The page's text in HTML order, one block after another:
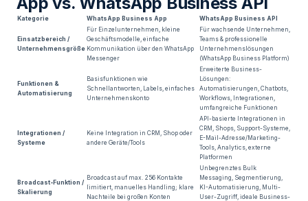
Kategorie WhatsApp Business App WhatsApp Business API
Einsatzbereich /
Unternehmensgröße
Für Einzelunternehmen, kleine
Geschäftsmodelle, einfache
Kommunikation über den WhatsApp
Messenger
Für wachsende Unternehmen,
Teams & professionelle
Unternehmenslösungen
(WhatsApp Business Platform)
Funktionen &
Automatisierung
Basisfunktionen wie
Schnellantworten, Labels, einfaches
Unternehmenskonto
Erweiterte Business-
Lösungen:
Automatisierungen, Chatbots,
Workflows, Integrationen,
umfangreiche Funktionen
Integrationen /
Systeme
Keine Integration in CRM, Shop oder
andere Geräte/Tools
API-basierte Integrationen in
CRM, Shops, Support-Systeme,
E-Mail-Adresse/Marketing-
Tools, Analytics, externe
Platformen
Broadcast-Funktion /
Skalierung
Broadcast auf max. 256 Kontakte
limitiert, manuelles Handling; klare
Nachteile bei großen Konten
Unbegrenztes Bulk
Messaging, Segmentierung,
KI-Automatisierung, Multi-
User-Zugriff, ideale Business-